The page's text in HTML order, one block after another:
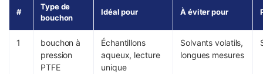
#
Type de
bouchon
Idéal pour À éviter pour
1
bouchon à
pression
PTFE
Échantillons
aqueux, lecture
unique
Solvants volatils,
longues mesures